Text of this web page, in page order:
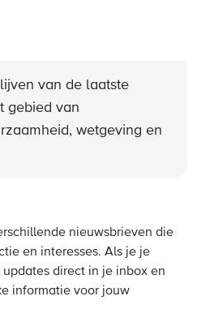
van de laatste
gebied van
wetgeving en
nieuwsbrieven die
en interesses. Als je je
direct in je inbox en
informatie voor jouw